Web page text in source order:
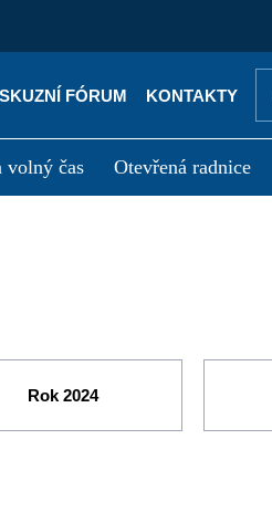
FÓRUM KONTAKTY
volný čas Otevřená radnice
Rok 2024